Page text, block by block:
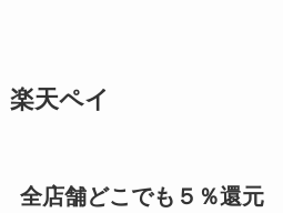
楽天ペイ
全店舗どこでも５％還元